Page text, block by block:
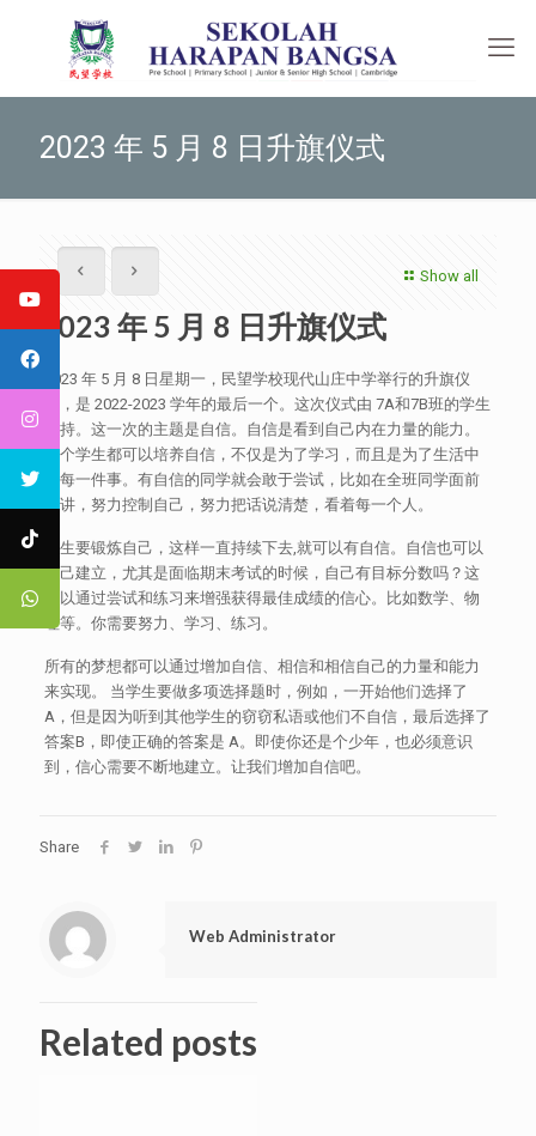
2023 年 5 月 8 日升旗仪式
Show all
2023 年 5 月 8 日升旗仪式
2023 年 5 月 8 日星期一，民望学校现代山庄中学举行的升旗仪
式，是 2022-2023 学年的最后一个。这次仪式由 7A和7B班的学生
主持。这一次的主题是自信。自信是看到自己内在力量的能力。
每个学生都可以培养自信，不仅是为了学习，而且是为了生活中
的每一件事。有自信的同学就会敢于尝试，比如在全班同学面前
演讲，努力控制自己，努力把话说清楚，看着每一个人。
学生要锻炼自己，这样一直持续下去,就可以有自信。自信也可以
自己建立，尤其是面临期末考试的时候，自己有目标分数吗？这
可以通过尝试和练习来增强获得最佳成绩的信心。比如数学、物
理等。你需要努力、学习、练习。
所有的梦想都可以通过增加自信、相信和相信自己的力量和能力
来实现。 当学生要做多项选择题时，例如，一开始他们选择了
A，但是因为听到其他学生的窃窃私语或他们不自信，最后选择了
答案B，即使正确的答案是 A。即使你还是个少年，也必须意识
到，信心需要不断地建立。让我们增加自信吧。
Share
Web Administrator
Related posts